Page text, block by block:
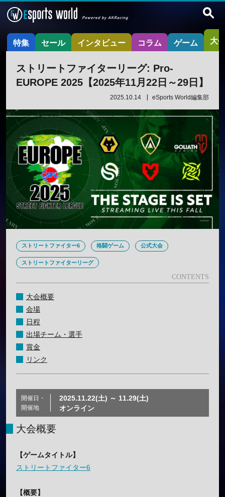
特集 セール インタビュー コラム ゲーム 大
ストリートファイターリーグ: Pro-
EUROPE 2025【2025年11月22日～29日】
2025.10.14 eSports World編集部
ストリートファイター6 格闘ゲーム 公式大会
ストリートファイターリーグ
大会概要
会場
日程
出場チーム・選手
賞金
リンク
開催日・
開催地
2025.11.22(土) ～ 11.29(土)
オンライン
大会概要
【ゲームタイトル】
ストリートファイター6
【概要】